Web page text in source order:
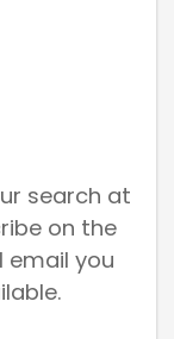
search at
on the
email you